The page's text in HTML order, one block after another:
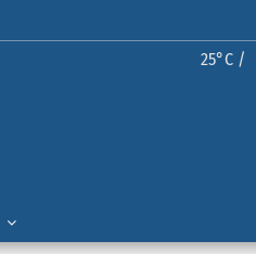
25°C /